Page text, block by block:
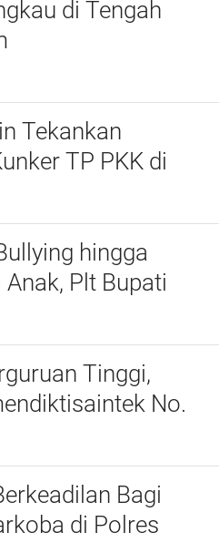
di Tengah
Tekankan
TP PKK di
hingga
Plt Bupati
Tulungagung
Tinggi,
No.
Bagi
di Polres